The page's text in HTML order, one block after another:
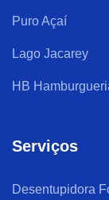
Puro Açaí
Lago Jacarey
HB
Serviços
Desentupidora